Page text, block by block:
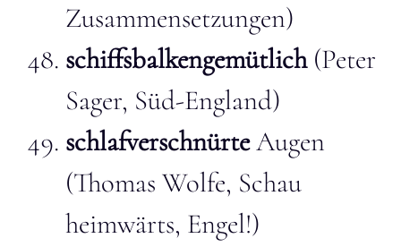
Zusammensetzungen)
schiffsbalkengemütlich(Peter
Sager, Süd-England)
schlafverschnürteAugen
(Thomas Wolfe, Schau
heimwärts, Engel!)